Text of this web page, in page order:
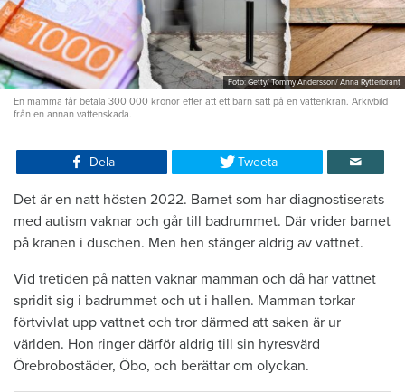
Foto: Getty/ Tommy Andersson/ Anna Rytterbrant
En mamma får betala 300 000 kronor efter att ett barn satt på en vattenkran. Arkivbild
från en annan vattenskada.
Dela Tweeta
Det är en natt hösten 2022. Barnet som har diagnostiserats
med autism vaknar och går till badrummet. Där vrider barnet
på kranen i duschen. Men hen stänger aldrig av vattnet.
Vid tretiden på natten vaknar mamman och då har vattnet
spridit sig i badrummet och ut i hallen. Mamman torkar
förtvivlat upp vattnet och tror därmed att saken är ur
världen. Hon ringer därför aldrig till sin hyresvärd
Örebrobostäder, Öbo, och berättar om olyckan.